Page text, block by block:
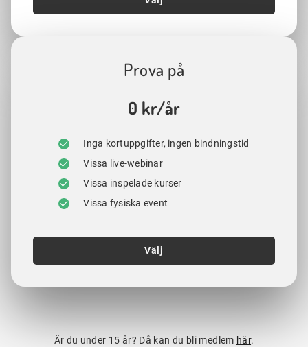
Prova på
0 kr/år
Inga kortuppgifter, ingen bindningstid
Vissa live-webinar
Vissa inspelade kurser
Vissa fysiska event
Välj
Är du under 15 år? Då kan du bli medlem här.